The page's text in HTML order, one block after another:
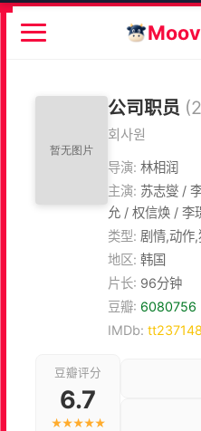
公司职员
회사원
导演: 林相润
主演: 苏志燮 /
允 / 权信焕 /
类型: 剧情,动作
地区: 韩国
片长: 96分钟
豆瓣: 6080756
IMDb:
豆瓣评分
6.7
★★★★★